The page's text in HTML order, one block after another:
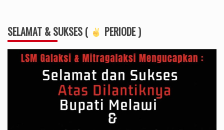
SELAMAT & SUKSES ( PERIODE )